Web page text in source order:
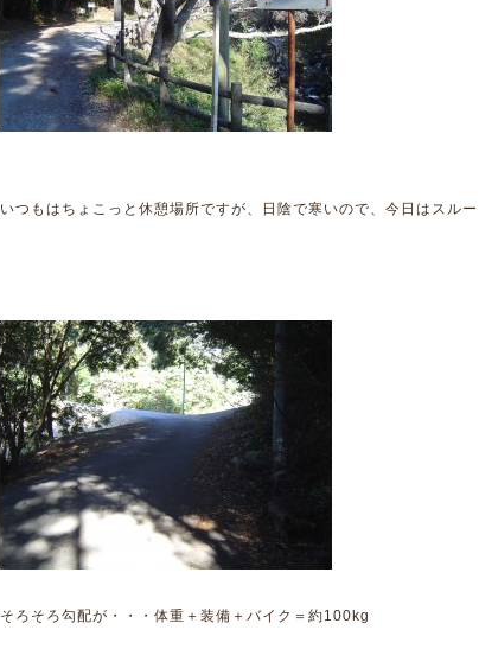
いつもはちょこっと休憩場所ですが、日陰で寒いので、今日はスルー
そろそろ勾配が・・・体重＋装備＋バイク＝約100kg